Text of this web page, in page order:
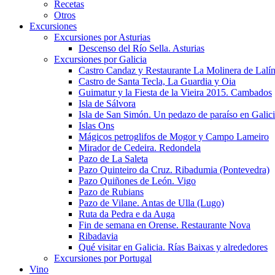
Recetas
Otros
Excursiones
Excursiones por Asturias
Descenso del Río Sella. Asturias
Excursiones por Galicia
Castro Candaz y Restaurante La Molinera de Lalín
Castro de Santa Tecla, La Guardia y Oia
Guimatur y la Fiesta de la Vieira 2015. Cambados
Isla de Sálvora
Isla de San Simón. Un pedazo de paraíso en
Islas Ons
Mágicos petroglifos de Mogor y Campo Lameiro
Mirador de Cedeira. Redondela
Pazo de La Saleta
Pazo Quinteiro da Cruz. Ribadumia (Pontevedra)
Pazo Quiñones de León. Vigo
Pazo de Rubians
Pazo de Vilane. Antas de Ulla (Lugo)
Ruta da Pedra e da Auga
Fin de semana en Orense. Restaurante Nova
Ribadavia
Qué visitar en Galicia. Rías Baixas y alrededores
Excursiones por Portugal
Vino